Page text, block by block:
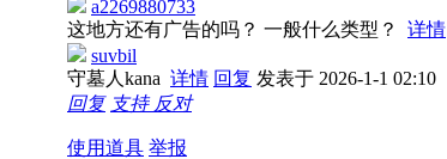
a2269880733
这地方还有广告的吗？ 一般什么类型？ 详情
suvbil
守墓人kana 详情 回复 发表于 2026-1-1 02:10
回复 支持 反对
使用道具 举报